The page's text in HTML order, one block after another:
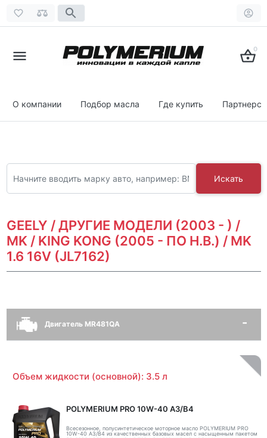
0
О компании Подбор масла Где купить
Искать
GEELY / ДРУГИЕ МОДЕЛИ (2003 - ) /
MK / KING KONG (2005 - ПО Н.В.) / MK
1.6 16V (JL7162)
Двигатель MR481QA
Объем жидкости (основной): 3.5 л
POLYMERIUM PRO 10W-40 A3/B4
Всесезонное, полусинтетическое моторное масло POLYMERIUM PRO
10W-40 A3/B4 из качественных базовых масел с насыщенным пакетом